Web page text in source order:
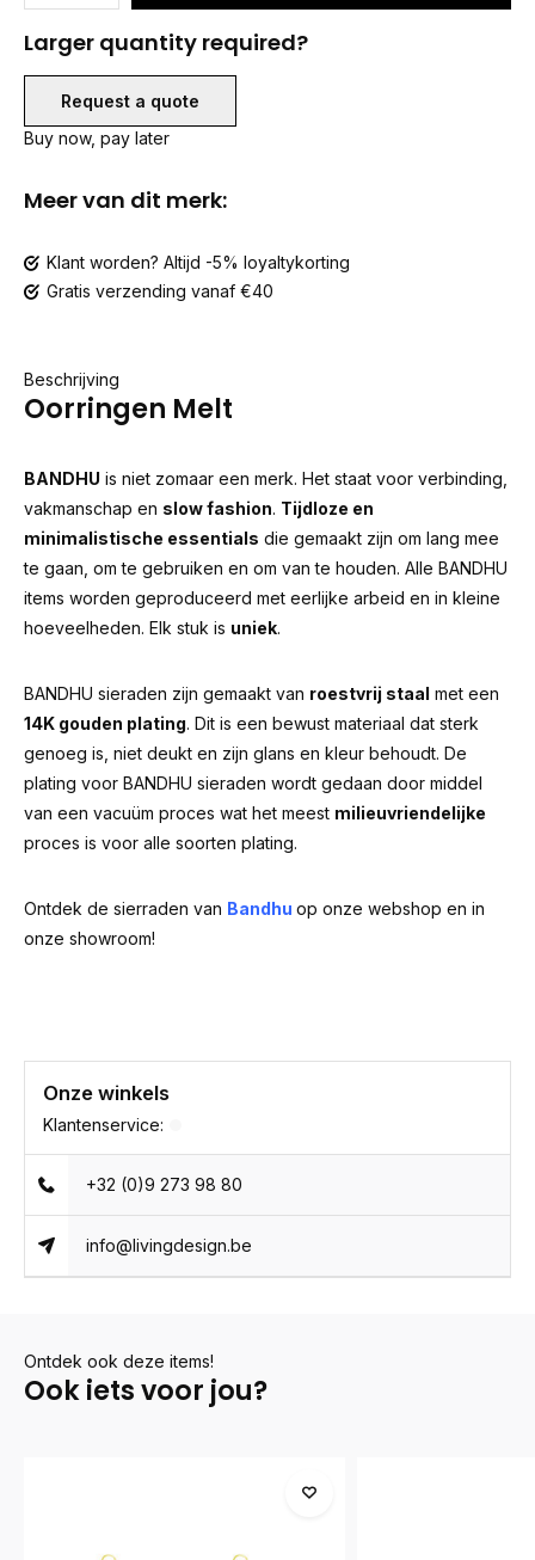
Larger quantity required?
Request a quote
Buy now, pay later
Meer van dit merk:
Klant worden? Altijd -5% loyaltykorting
Gratis verzending vanaf €40
Beschrijving
Oorringen Melt
BANDHU is niet zomaar een merk. Het staat voor verbinding,
vakmanschap en slow fashion. Tijdloze en
minimalistische essentials die gemaakt zijn om lang mee
te gaan, om te gebruiken en om van te houden. Alle BANDHU
items worden geproduceerd met eerlijke arbeid en in kleine
hoeveelheden. Elk stuk is uniek.
BANDHU sieraden zijn gemaakt van roestvrij staal met een
14K gouden plating. Dit is een bewust materiaal dat sterk
genoeg is, niet deukt en zijn glans en kleur behoudt. De
plating voor BANDHU sieraden wordt gedaan door middel
van een vacuüm proces wat het meest milieuvriendelijke
proces is voor alle soorten plating.
Ontdek de sierraden van Bandhu op onze webshop en in
onze showroom!
Onze winkels
Klantenservice:
+32 (0)9 273 98 80
info@livingdesign.be
Ontdek ook deze items!
Ook iets voor jou?